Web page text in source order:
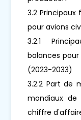
3.2
pour avions
3.2.1
balances
(2023-2033)
3.2.2 Part de
mondiaux de
chiffre